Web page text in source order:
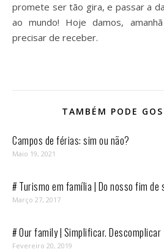
promete ser tão gira, e passar a
ao mundo! Hoje damos,
precisar de receber.
TAMBÉM PODE
Campos de férias: sim ou não?
Maio 19, 2021
# Turismo em família | Do nosso fim de
Março 27, 2017
# Our family | Simplificar. Descomplicar
Fevereiro 20, 2019